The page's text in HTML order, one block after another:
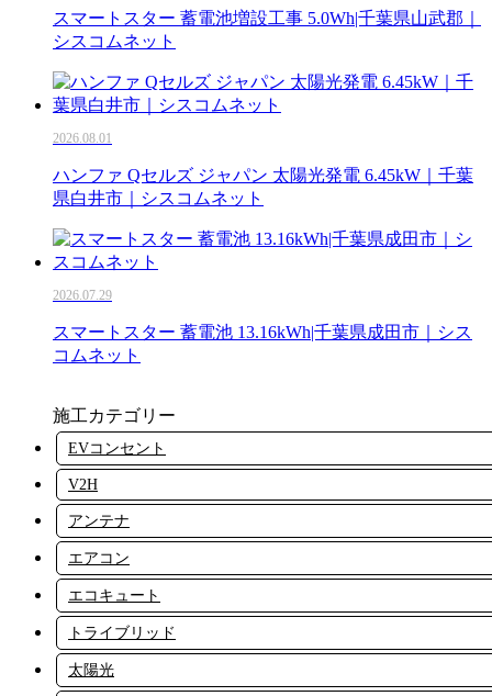
スマートスター 蓄電池増設工事 5.0Wh|千葉県山武郡｜
シスコムネット
2026.08.01
ハンファ Qセルズ ジャパン 太陽光発電 6.45kW｜千葉
県白井市｜シスコムネット
2026.07.29
スマートスター 蓄電池 13.16kWh|千葉県成田市｜シス
コムネット
施工カテゴリー
EVコンセント
V2H
アンテナ
エアコン
エコキュート
トライブリッド
太陽光